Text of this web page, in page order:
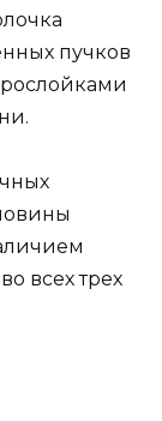
пучков
всех трех